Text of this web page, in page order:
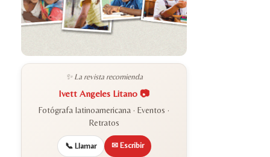
✨ La revista recomienda
Ivett Angeles Litano 📷
Fotógrafa latinoamericana · Eventos ·
Retratos
📞 Llamar ✉ Escribir